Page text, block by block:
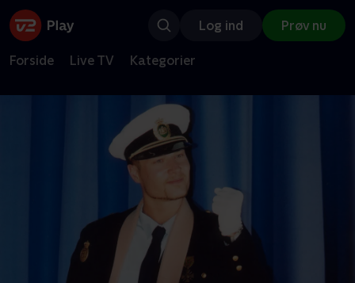
Log ind Prøv nu
Forside Live TV Kategorier